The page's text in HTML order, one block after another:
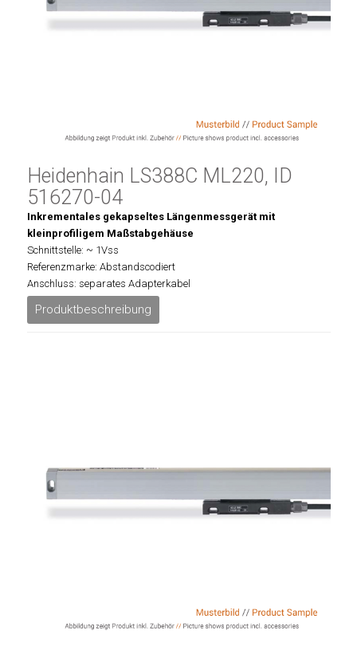
Heidenhain LS388C ML220, ID
516270-04
Inkrementales gekapseltes Längenmessgerät mit
kleinprofiligem Maßstabgehäuse
Schnittstelle: ~ 1Vss
Referenzmarke: Abstandscodiert
Anschluss: separates Adapterkabel
Produktbeschreibung